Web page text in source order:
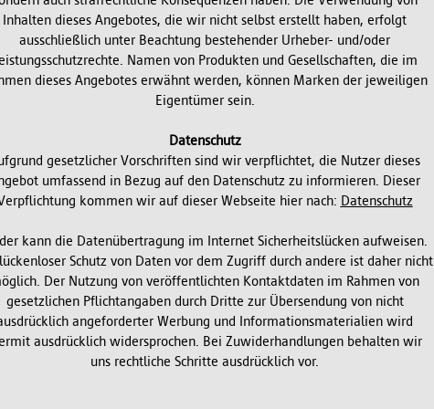
Inhalten dieses Angebotes, die wir nicht selbst erstellt haben, erfolgt
ausschließlich unter Beachtung bestehender Urheber- und/oder
Namen von Produkten und Gesellschaften, die im
dieses Angebotes erwähnt werden, können Marken der jeweiligen
Eigentümer sein.
Datenschutz
gesetzlicher Vorschriften sind wir verpflichtet, die Nutzer dieses
umfassend in Bezug auf den Datenschutz zu informieren. Dieser
kommen wir auf dieser Webseite hier nach: Datenschutz
kann die Datenübertragung im Internet Sicherheitslücken aufweisen.
Schutz von Daten vor dem Zugriff durch andere ist daher nicht
Der Nutzung von veröffentlichten Kontaktdaten im Rahmen von
gesetzlichen Pflichtangaben durch Dritte zur Übersendung von nicht
angeforderter Werbung und Informationsmaterialien wird
ausdrücklich widersprochen. Bei Zuwiderhandlungen behalten wir
uns rechtliche Schritte ausdrücklich vor.